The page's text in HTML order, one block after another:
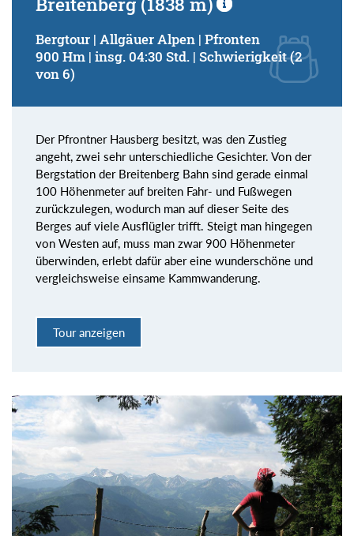
Bergtour | Allgäuer Alpen | Pfronten
900 Hm | insg. 04:30 Std. | Schwierigkeit (2
von 6)
Der Pfrontner Hausberg besitzt, was den Zustieg
angeht, zwei sehr unterschiedliche Gesichter. Von der
Bergstation der Breitenberg Bahn sind gerade einmal
100 Höhenmeter auf breiten Fahr- und Fußwegen
zurückzulegen, wodurch man auf dieser Seite des
Berges auf viele Ausflügler trifft. Steigt man hingegen
von Westen auf, muss man zwar 900 Höhenmeter
überwinden, erlebt dafür aber eine wunderschöne und
vergleichsweise einsame Kammwanderung.
Tour anzeigen